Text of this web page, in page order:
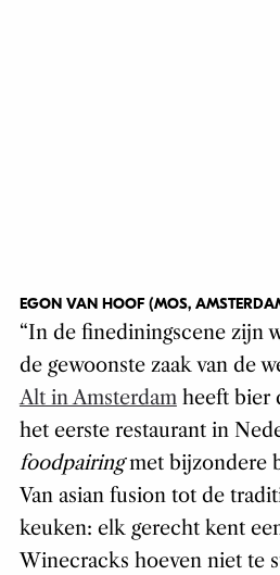
EGON VAN HOOF (MOS,
“In de finediningscene zijn
de gewoonste zaak van de
Alt in Amsterdamheeft bier
het eerste restaurant in
foodpairingmet bijzondere
Van asian fusion tot de
keuken: elk gerecht kent
Winecracks hoeven niet te